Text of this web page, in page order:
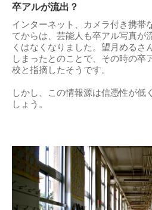
卒アルが流出？
インターネット、カメラ付き携帯
てからは、芸能人も卒アル写真が
くはなくなりました。望月めるさ
しまったとのことで、その時の卒
校と指摘したそうです。
しかし、この情報源は信憑性が低
しょう。